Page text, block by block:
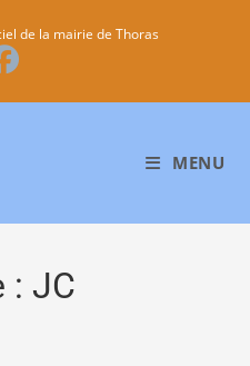
de la mairie de Thoras
MENU
:JC